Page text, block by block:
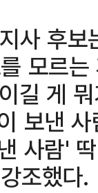
사 후
모르
길 게
보낸
사람'
조했다.